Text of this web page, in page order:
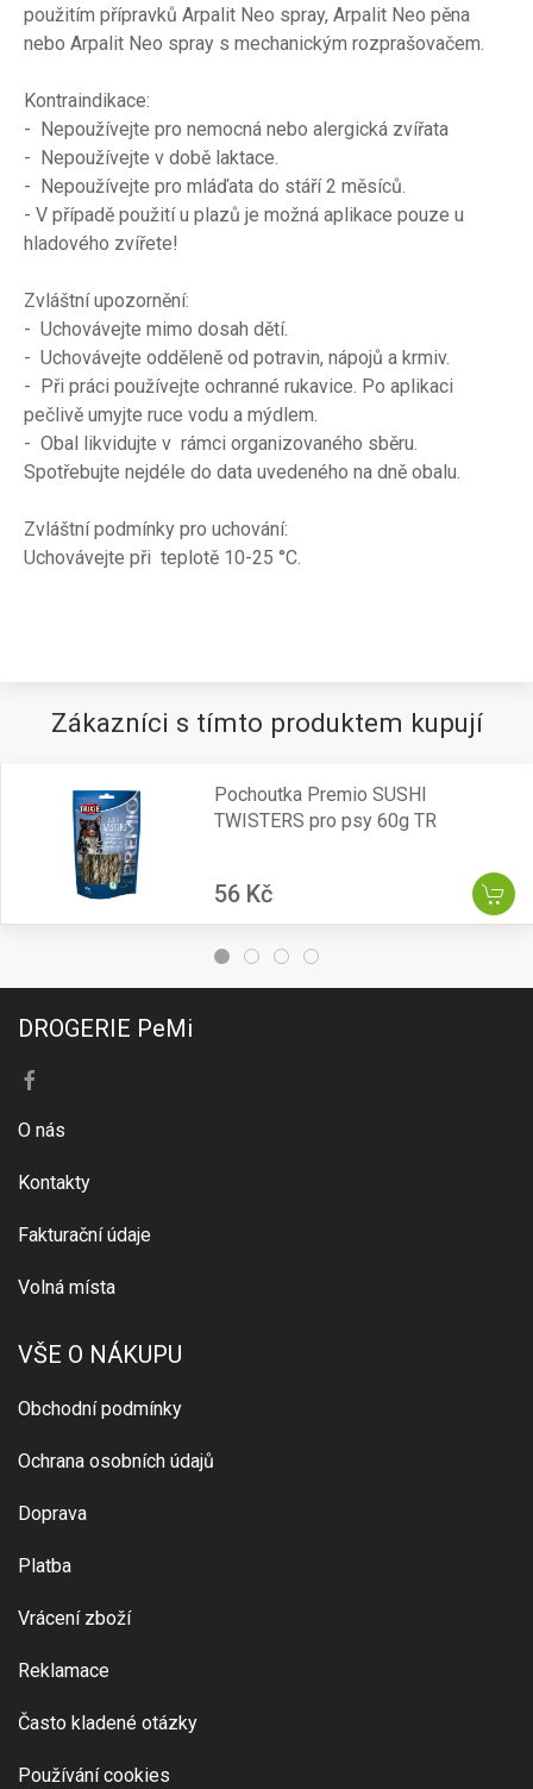
použitím přípravků Arpalit Neo spray, Arpalit Neo pěna
nebo Arpalit Neo spray s mechanickým rozprašovačem.
Kontraindikace:
- Nepoužívejte pro nemocná nebo alergická zvířata
- Nepoužívejte v době laktace.
- Nepoužívejte pro mláďata do stáří 2 měsíců.
- V případě použití u plazů je možná aplikace pouze u
hladového zvířete!
Zvláštní upozornění:
- Uchovávejte mimo dosah dětí.
- Uchovávejte odděleně od potravin, nápojů a krmiv.
- Při práci používejte ochranné rukavice. Po aplikaci
pečlivě umyjte ruce vodu a mýdlem.
- Obal likvidujte v rámci organizovaného sběru.
Spotřebujte nejdéle do data uvedeného na dně obalu.
Zvláštní podmínky pro uchování:
Uchovávejte při teplotě 10-25 °C.
Zákazníci s tímto produktem kupují
Pochoutka Premio SUSHI
TWISTERS pro psy 60g TR
56 Kč
DROGERIE PeMi
O nás
Kontakty
Fakturační údaje
Volná místa
VŠE O NÁKUPU
Obchodní podmínky
Ochrana osobních údajů
Doprava
Platba
Vrácení zboží
Reklamace
Často kladené otázky
Používání cookies